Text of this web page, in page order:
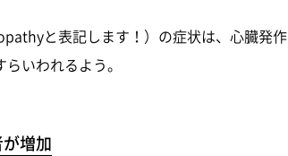
と表記します！）の症状は、心臓発作
らいわれるよう。
増加